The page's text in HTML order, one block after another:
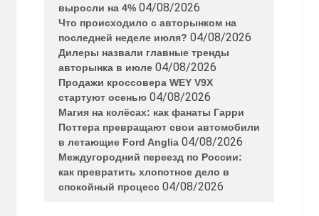
выросли на 4% 04/08/2026
Что происходило с авторынком на
последней неделе июля? 04/08/2026
Дилеры назвали главные тренды
авторынка в июле 04/08/2026
Продажи кроссовера WEY V9X
стартуют осенью 04/08/2026
Магия на колёсах: как фанаты Гарри
Поттера превращают свои автомобили
в летающие Ford Anglia 04/08/2026
Междугородний переезд по России:
как превратить хлопотное дело в
спокойный процесс 04/08/2026